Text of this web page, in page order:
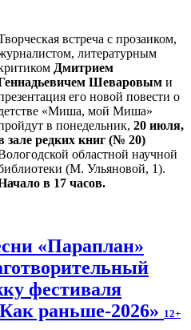
встреча с прозаиком,
литературным
Дмитрием
Шеваровым и
его новой повести о
«Миша, мой Миша»
в понедельник, 20 июля,
зале редких книг (№ 20)
областной научной
(М. Ульяновой, 1).
в 17 часов.
«Параплан»
фестиваля
раньше-2026» 12+